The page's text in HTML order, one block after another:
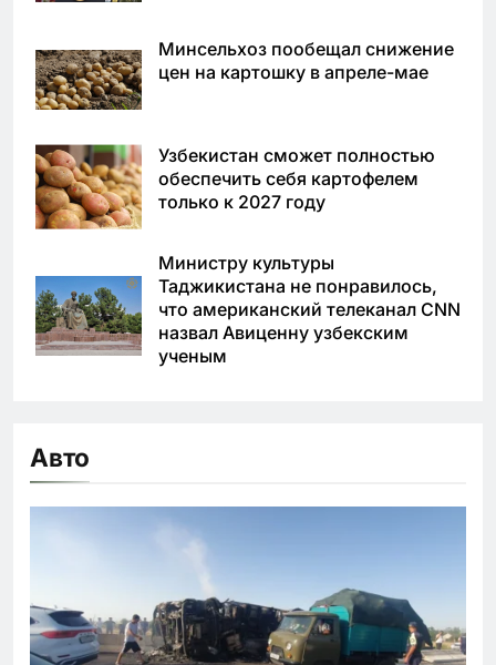
Минсельхоз пообещал снижение
цен на картошку в апреле-мае
Узбекистан сможет полностью
обеспечить себя картофелем
только к 2027 году
Министру культуры
Таджикистана не понравилось,
что американский телеканал CNN
назвал Авиценну узбекским
ученым
Авто